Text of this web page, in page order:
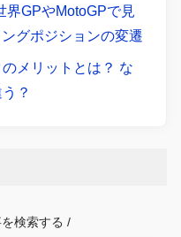
界GPやMotoGPで見
グポジションの変遷
メリットとは？ な
？
検索する /